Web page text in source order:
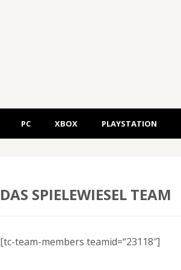
PC XBOX PLAYSTATION
DAS SPIELEWIESEL TEAM
[tc-team-members teamid=“23118″]